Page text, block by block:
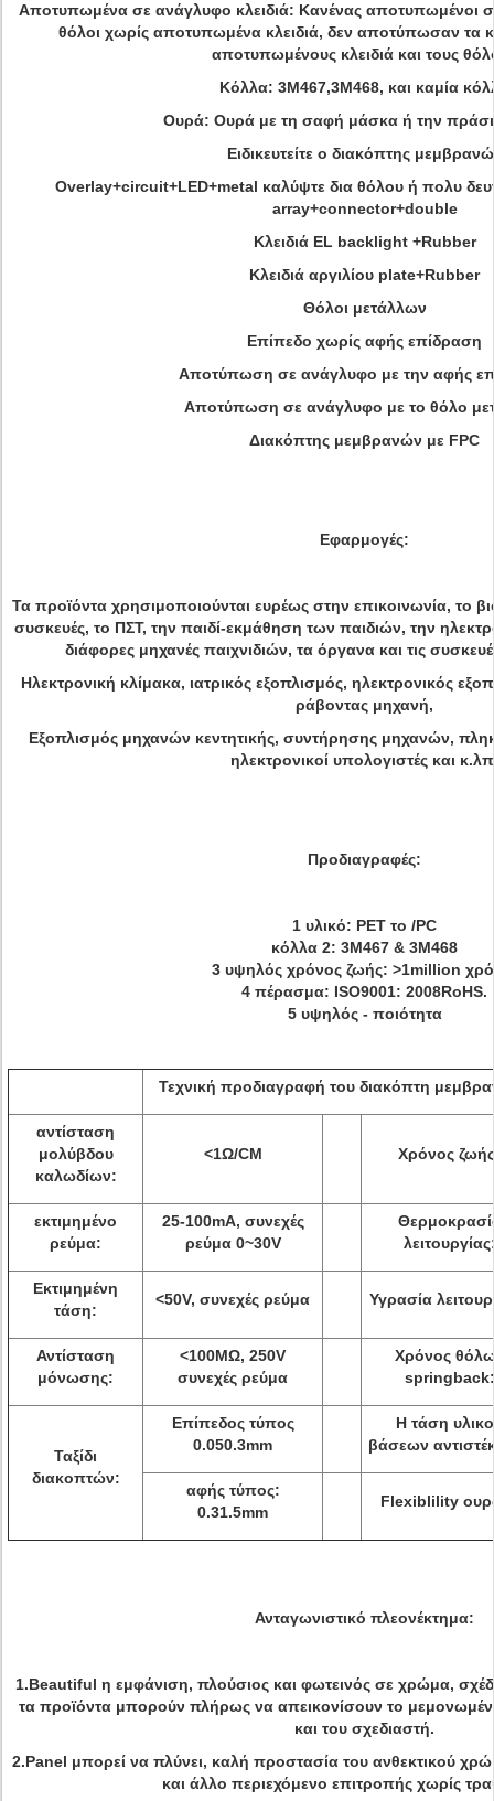
Αποτυπωμένα σε ανάγλυφο κλειδιά: Κανένας αποτυπωμένοι
θόλοι χωρίς αποτυπωμένα κλειδιά, δεν αποτύπωσαν τα
αποτυπωμένους κλειδιά και τους
Κόλλα: 3M467,3M468, και καμία
Ουρά: Ουρά με τη σαφή μάσκα ή την
Ειδικευτείτε ο διακόπτης
Overlay+circuit+LED+metal καλύψτε δια θόλου ή πολυ
array+connector+double
Κλειδιά EL backlight +Rubber
Κλειδιά αργιλίου plate+Rubber
Θόλοι μετάλλων
Επίπεδο χωρίς αφής επίδραση
Αποτύπωση σε ανάγλυφο με την αφής
Αποτύπωση σε ανάγλυφο με το θόλο
Διακόπτης μεμβρανών με FPC
Εφαρμογές:
Τα προϊόντα χρησιμοποιούνται ευρέως στην επικοινωνία, το
συσκευές, το ΠΣΤ, την παιδί-εκμάθηση των παιδιών, την
διάφορες μηχανές παιχνιδιών, τα όργανα και τις
Ηλεκτρονική κλίμακα, ιατρικός εξοπλισμός, ηλεκτρονικός
ράβοντας μηχανή,
Εξοπλισμός μηχανών κεντητικής, συντήρησης μηχανών,
ηλεκτρονικοί υπολογιστές και
Προδιαγραφές:
1 υλικό: PET το /PC
κόλλα 2: 3M467 & 3M468
3 υψηλός χρόνος ζωής: >1million
4 πέρασμα: ISO9001: 2008RoHS.
5 υψηλός - ποιότητα
Τεχνική προδιαγραφή του διακόπτη
αντίσταση
μολύβδου
καλωδίων:
<1Ω/CM Χρόνος
εκτιμημένο
ρεύμα:
25-100mA, συνεχές
ρεύμα 0~30V
Εκτιμημένη
τάση:
<50V, συνεχές ρεύμα Υγρασία
Αντίσταση
μόνωσης:
<100MΩ, 250V
συνεχές ρεύμα
Χρόνος
springback:
Ταξίδι
διακοπτών:
Επίπεδος τύπος
0.050.3mm
Η τάση
βάσεων
αφής τύπος:
0.31.5mm
Flexiblility
Ανταγωνιστικό πλεονέκτημα:
1.Beautiful η εμφάνιση, πλούσιος και φωτεινός σε χρώμα,
τα προϊόντα μπορούν πλήρως να απεικονίσουν το
και του σχεδιαστή.
2.Panel μπορεί να πλύνει, καλή προστασία του ανθεκτικού
και άλλο περιεχόμενο επιτροπής χωρίς